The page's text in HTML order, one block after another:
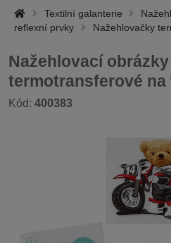
Textilní galanterie
reflexní prvky
Nažehlovačky
Nažehlovací obrázky
termotransferové na
Kód: 400383